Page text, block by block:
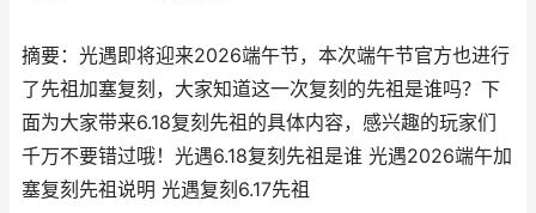
摘要：光遇即将迎来2026端午节，本次端午节官方也进行
了先祖加塞复刻，大家知道这一次复刻的先祖是谁吗？下
面为大家带来6.18复刻先祖的具体内容，感兴趣的玩家们
千万不要错过哦！光遇6.18复刻先祖是谁 光遇2026端午加
塞复刻先祖说明 光遇复刻6.17先祖